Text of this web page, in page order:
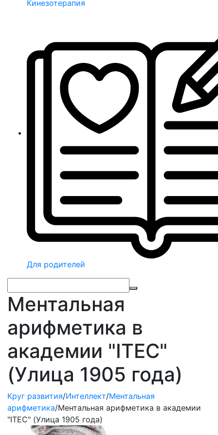
Кинезотерапия
Для родителей
Ментальная
арифметика в
академии "ITEC"
(Улица 1905 года)
Круг развития/Интеллект/Ментальная
арифметика/Ментальная арифметика в академии
"ITEC" (Улица 1905 года)